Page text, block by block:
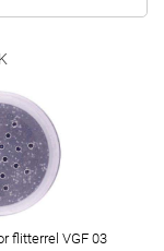
flitterrel VGF 03